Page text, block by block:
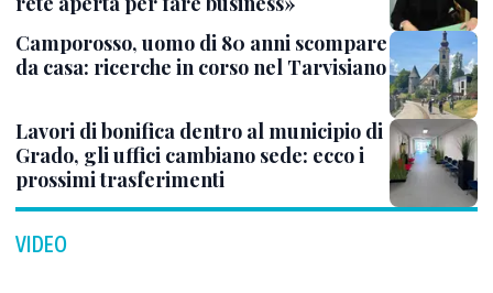
Camporosso, uomo di 80 anni scompare
da casa: ricerche in corso nel Tarvisiano
Lavori di bonifica dentro al municipio di
Grado, gli uffici cambiano sede: ecco i
prossimi trasferimenti
VIDEO